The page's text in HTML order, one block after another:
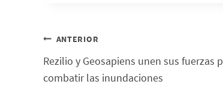
Post
navigation
ANTERIOR
Rezilio y Geosapiens unen sus fuerzas
combatir las inundaciones